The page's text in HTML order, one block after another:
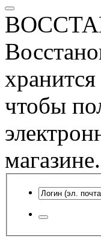
чтобы
магазине.